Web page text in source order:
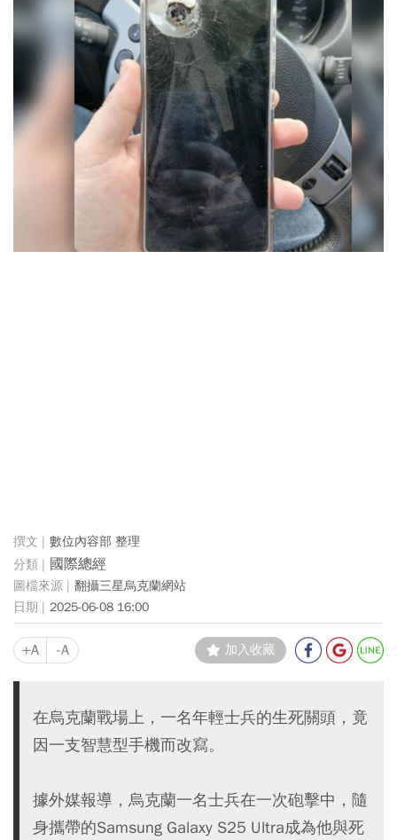
數位內容部 整理
國際總經
翻攝三星烏克蘭網站
2025-06-08 16:00
+A -A 加入收藏
在烏克蘭戰場上，一名年輕士兵的生死關頭，竟
因一支智慧型手機而改寫。
據外媒報導，烏克蘭一名士兵在一次砲擊中，隨
身攜帶的Samsung Galaxy S25 Ultra成為他與死